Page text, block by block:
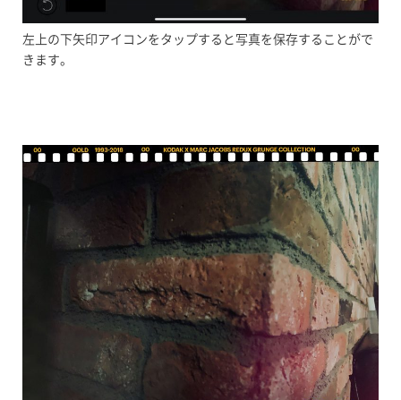
左上の下矢印アイコンをタップすると写真を保存することがで
きます。